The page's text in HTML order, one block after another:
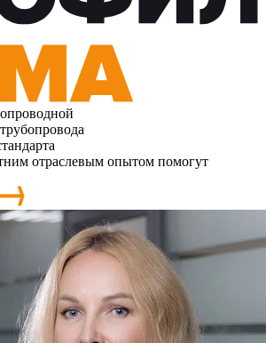
отраслевым опытом помогут